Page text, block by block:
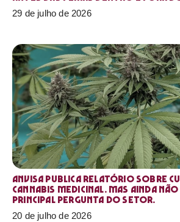
29 de julho de 2026
Anvisa publica relatório sobre
Cannabis medicinal. Mas ainda
principal pergunta do setor.
20 de julho de 2026